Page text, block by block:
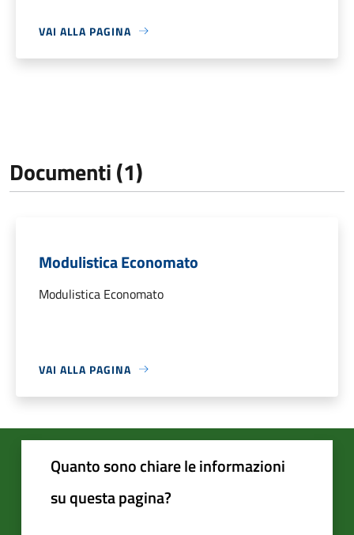
VAI ALLA PAGINA
Documenti (1)
Modulistica Economato
Modulistica Economato
VAI ALLA PAGINA
Quanto sono chiare le informazioni
su questa pagina?